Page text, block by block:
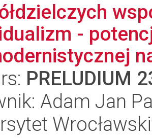
-
PRELUDIUM
Adam Jan
Wrocławski